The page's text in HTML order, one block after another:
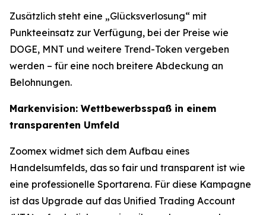
Zusätzlich steht eine „Glücksverlosung“ mit
Punkteeinsatz zur Verfügung, bei der Preise wie
DOGE, MNT und weitere Trend-Token vergeben
werden – für eine noch breitere Abdeckung an
Belohnungen.
Markenvision: Wettbewerbsspaß in einem
transparenten Umfeld
Zoomex widmet sich dem Aufbau eines
Handelsumfelds, das so fair und transparent ist wie
eine professionelle Sportarena. Für diese Kampagne
ist das Upgrade auf das Unified Trading Account